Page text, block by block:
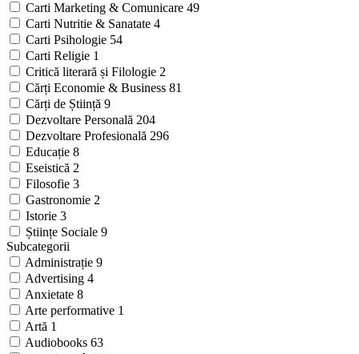
Carti Marketing & Comunicare 49
Carti Nutritie & Sanatate 4
Carti Psihologie 54
Carti Religie 1
Critică literară și Filologie 2
Cărți Economie & Business 81
Cărți de Știință 9
Dezvoltare Personală 204
Dezvoltare Profesională 296
Educație 8
Eseistică 2
Filosofie 3
Gastronomie 2
Istorie 3
Științe Sociale 9
Subcategorii
Administrație 9
Advertising 4
Anxietate 8
Arte performative 1
Artă 1
Audiobooks 63